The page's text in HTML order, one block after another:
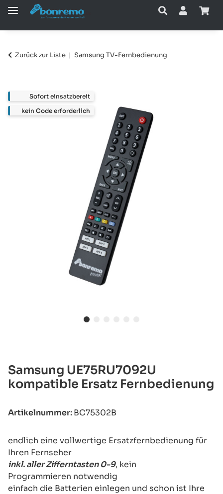
Zurück zur Liste Samsung TV-Fernbedienung
Samsung UE75RU7092U
kompatible Ersatz Fernbedienung
Artikelnummer:BC75302B
endlich eine vollwertige Ersatzfernbedienung für
Ihren Fernseher
inkl. aller Zifferntasten 0-9, kein
Programmieren notwendig
einfach die Batterien einlegen und schon ist Ihre